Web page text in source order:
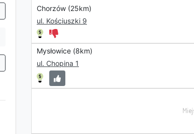
Sprzedaję
Chorzów (25km)
ul. Kościuszki 9
Mysłowice (8km)
ul. Chopina 1